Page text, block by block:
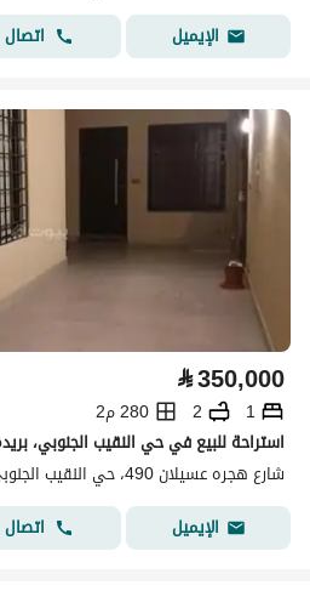
الإيميل
اتصال
⃁350,000
1
2
280 م2
استراحة للبيع في حي النقيب الجنوبي،
شارع هجره عسيلان 490، حي النقيب الجنوبي، بريدة منطقة القصيم
الإيميل
اتصال